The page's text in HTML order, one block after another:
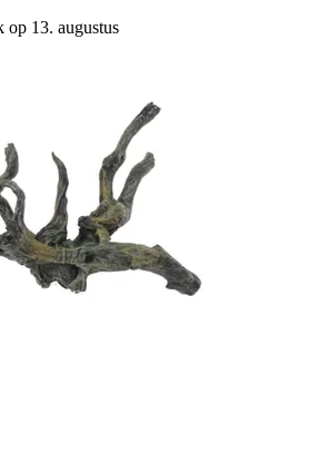
13. augustus